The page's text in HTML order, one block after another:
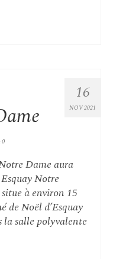
16
NOV 2021
0
Dame aura
Notre
à environ 15
de Noël d’Esquay
la salle polyvalente